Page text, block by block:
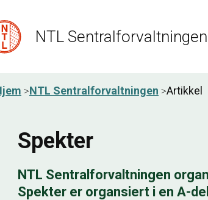
NTL Sentralforvaltningen
NTL Sentralforvaltningen Artikkel
Spekter
NTL Sentralforvaltningen
Spekter er organsiert i en A-